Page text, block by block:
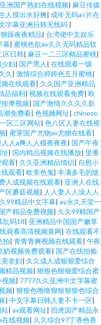
亚洲国产熟妇在线视频| 麻豆传媒
人摸出水好爽| 成年无码a√片在
字幕亚洲日韩无线码 |
躁夜夜精品| 台湾佬中文娱乐
幕| 蜜桃色欲av久久无码精品软
区日韩| 麻豆一二三区精品蜜桃|
妇| 国产黑人 | 在线观看一级
久 | 激情综合婷婷色五月蜜桃|
在线观看| 久久国产亚洲精品
品福利| 视频在线观看免费| 欧
摩视频| 国产激情久久久久影
潮免费看| 色视频网址| chinese
区二区网站| 色八区人妻在线视
| 蜜芽国产尤物av尤物在线看|
人人a爽人人模夜夜夜| 国产午夜
| 国内精品视频在线播放| 里番
看| 久久亚洲精品情侣| 自慰小
观看| 欧美色鬼| 丰满多毛的陰
人成视频在线观看| 亚洲人在线
区蘑菇视频| 人人妻人人澡人人
99精品中文字幕| av永久天堂一
产精品免费视频| 久久99精国产
乱码18| 亚洲精品中国国产嫩草
观看高清视频黄网| 在线观看不
拍| 青青青爽视频在线观看| 午夜
奶视频免费观看| 国产在线拍揄
老妇| 久久成人成狠狠爱综合
精品视频| 狠狠色狠狠爱综合蜜
视频| 7777久久亚洲中文字幕蜜
频| 狠狠色噜噜狠狠狠狠色综合
| 中文字幕日韩人妻不卡一区|
站| av观看网址| 四虎国产精品永
在线视频| 久久综合97丁香色香